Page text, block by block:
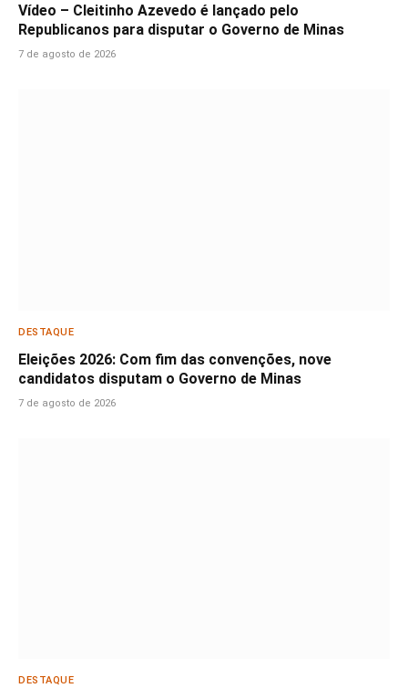
Vídeo – Cleitinho Azevedo é lançado pelo
Republicanos para disputar o Governo de Minas
7 de agosto de 2026
DESTAQUE
Eleições 2026: Com fim das convenções, nove
candidatos disputam o Governo de Minas
7 de agosto de 2026
DESTAQUE